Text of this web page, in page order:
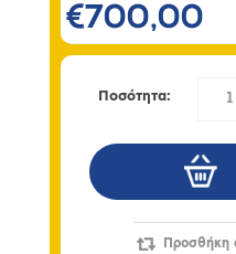
€700,00
Ποσότητα: